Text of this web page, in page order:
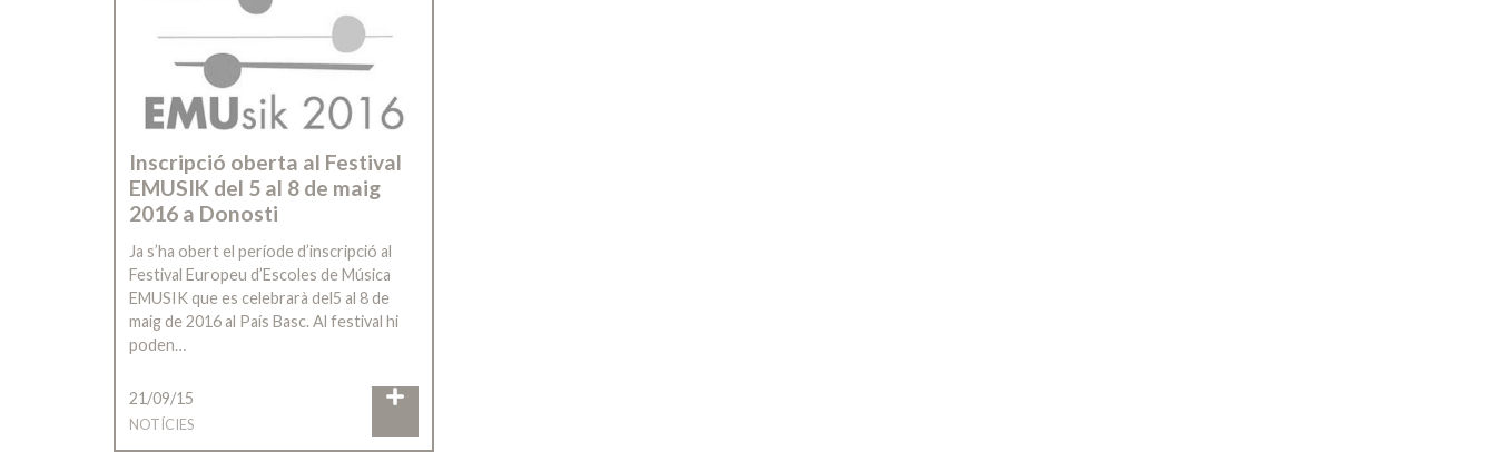
Inscripció oberta al Festival
EMUSIK del 5 al 8 de maig
2016 a Donosti
Ja s’ha obert el període d’inscripció al
Festival Europeu d’Escoles de Música
EMUSIK que es celebrarà del5 al 8 de
maig de 2016 al País Basc. Al festival hi
poden…
21/09/15
NOTÍCIES